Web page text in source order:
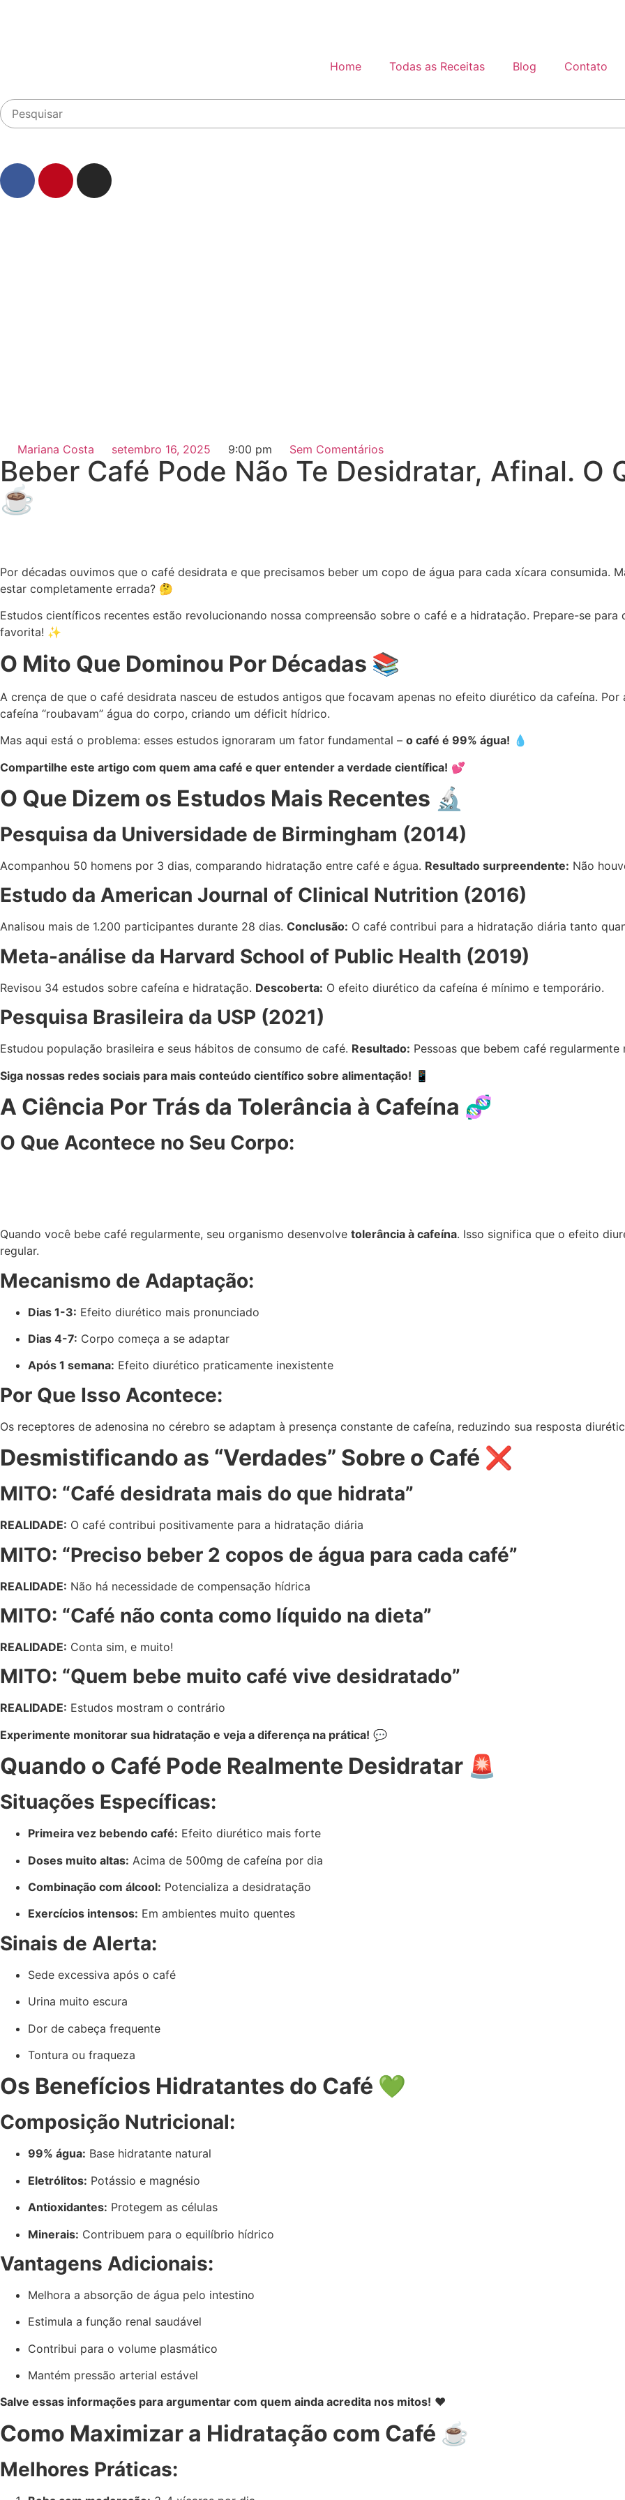
Home Todas as Receitas Blog Contato
Mariana Costa setembro 16, 2025 9:00 pm Sem Comentários
Beber Café Pode Não Te Desidratar, Afinal. O
☕
Por décadas ouvimos que o café desidrata e que precisamos beber um copo de água para cada xícara consumida.
estar completamente errada? 🤔
Estudos científicos recentes estão revolucionando nossa compreensão sobre o café e a hidratação. Prepare-se
favorita! ✨
O Mito Que Dominou Por Décadas 📚
A crença de que o café desidrata nasceu de estudos antigos que focavam apenas no efeito diurético da cafeína.
cafeína “roubavam” água do corpo, criando um déficit hídrico.
Mas aqui está o problema: esses estudos ignoraram um fator fundamental – o café é 99% água! 💧
Compartilhe este artigo com quem ama café e quer entender a verdade científica! 💕
O Que Dizem os Estudos Mais Recentes 🔬
Pesquisa da Universidade de Birmingham (2014)
Acompanhou 50 homens por 3 dias, comparando hidratação entre café e água. Resultado surpreendente: Não
Estudo da American Journal of Clinical Nutrition (2016)
Analisou mais de 1.200 participantes durante 28 dias. Conclusão: O café contribui para a hidratação diária tanto
Meta-análise da Harvard School of Public Health (2019)
Revisou 34 estudos sobre cafeína e hidratação. Descoberta: O efeito diurético da cafeína é mínimo e temporário.
Pesquisa Brasileira da USP (2021)
Estudou população brasileira e seus hábitos de consumo de café. Resultado: Pessoas que bebem café
Siga nossas redes sociais para mais conteúdo científico sobre alimentação! 📱
A Ciência Por Trás da Tolerância à Cafeína 🧬
O Que Acontece no Seu Corpo:
Quando você bebe café regularmente, seu organismo desenvolve tolerância à cafeína. Isso significa que o efeito
regular.
Mecanismo de Adaptação:
Dias 1-3: Efeito diurético mais pronunciado
Dias 4-7: Corpo começa a se adaptar
Após 1 semana: Efeito diurético praticamente inexistente
Por Que Isso Acontece:
Os receptores de adenosina no cérebro se adaptam à presença constante de cafeína, reduzindo sua resposta
Desmistificando as “Verdades” Sobre o Café ❌
MITO: “Café desidrata mais do que hidrata”
REALIDADE: O café contribui positivamente para a hidratação diária
MITO: “Preciso beber 2 copos de água para cada café”
REALIDADE: Não há necessidade de compensação hídrica
MITO: “Café não conta como líquido na dieta”
REALIDADE: Conta sim, e muito!
MITO: “Quem bebe muito café vive desidratado”
REALIDADE: Estudos mostram o contrário
Experimente monitorar sua hidratação e veja a diferença na prática! 💬
Quando o Café Pode Realmente Desidratar 🚨
Situações Específicas:
Primeira vez bebendo café: Efeito diurético mais forte
Doses muito altas: Acima de 500mg de cafeína por dia
Combinação com álcool: Potencializa a desidratação
Exercícios intensos: Em ambientes muito quentes
Sinais de Alerta:
Sede excessiva após o café
Urina muito escura
Dor de cabeça frequente
Tontura ou fraqueza
Os Benefícios Hidratantes do Café 💚
Composição Nutricional:
99% água: Base hidratante natural
Eletrólitos: Potássio e magnésio
Antioxidantes: Protegem as células
Minerais: Contribuem para o equilíbrio hídrico
Vantagens Adicionais:
Melhora a absorção de água pelo intestino
Estimula a função renal saudável
Contribui para o volume plasmático
Mantém pressão arterial estável
Salve essas informações para argumentar com quem ainda acredita nos mitos! ❤️
Como Maximizar a Hidratação com Café ☕
Melhores Práticas: